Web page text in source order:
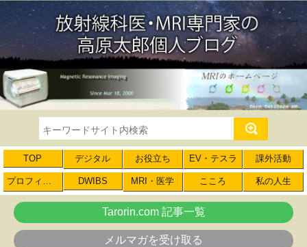
TOP デジタル お役立ち EV・テスラ 課外活動
プロフィール DWIBS MRI・医学 こころ 私の人生
Tarorin.com 記事一覧
メルマガを受け取る